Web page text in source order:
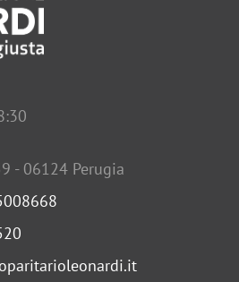
- 06124 Perugia